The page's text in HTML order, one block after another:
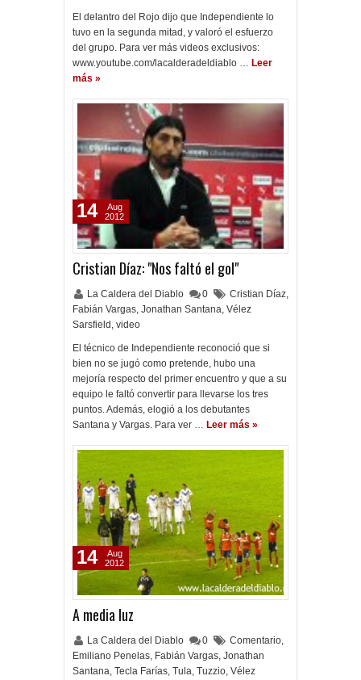
El delantro del Rojo dijo que Independiente lo
tuvo en la segunda mitad, y valoró el esfuerzo
del grupo. Para ver más videos exclusivos:
www.youtube.com/lacalderadeldiablo … Leer
más »
Cristian Díaz: "Nos faltó el gol"
La Caldera del Diablo 0 Cristian Díaz,
Fabián Vargas, Jonathan Santana, Vélez
Sarsfield , video
El técnico de Independiente reconoció que si
bien no se jugó como pretende, hubo una
mejoría respecto del primer encuentro y que a su
equipo le faltó convertir para llevarse los tres
puntos. Además, elogió a los debutantes
Santana y Vargas. Para ver … Leer más »
14
Aug
2012
A media luz
La Caldera del Diablo 0 Comentario,
Emiliano Penelas, Fabián Vargas, Jonathan
Santana, Tecla Farías, Tula, Tuzzio, Vélez
14
Aug
2012